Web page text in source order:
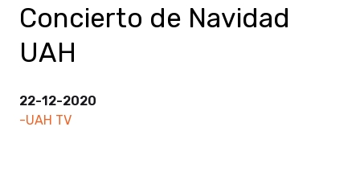
Concierto de Navidad
UAH
22-12-2020
-UAH TV